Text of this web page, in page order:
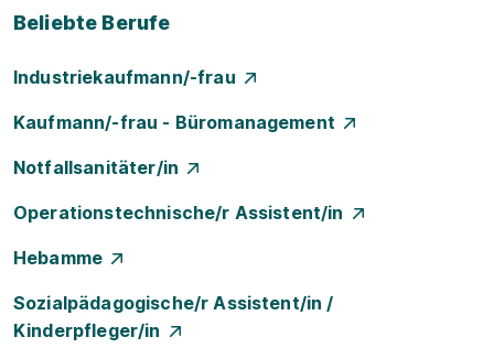
Beliebte Berufe
Industriekaufmann/-frau
Kaufmann/-frau - Büromanagement
Notfallsanitäter/in
Operationstechnische/r Assistent/in
Hebamme
Sozialpädagogische/r Assistent/in /
Kinderpfleger/in